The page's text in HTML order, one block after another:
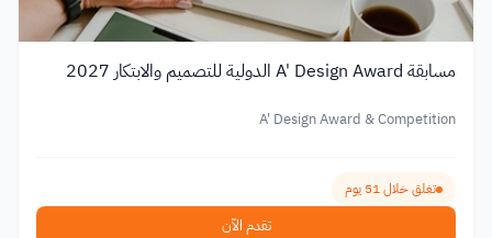
مسابقة A' Design Award الدولية للتصميم والابتكار 2027
A' Design Award & Competition
تغلق خلال 51 يوم
تقدم الآن